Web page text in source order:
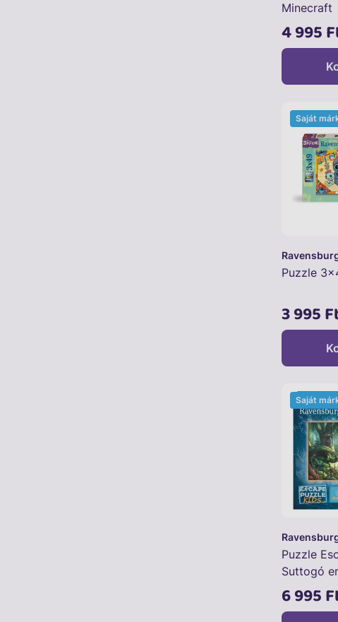
Minecraft
4 995
Puzzle
3 995
Saját
Puzzle
Suttogó
6 995
Saját